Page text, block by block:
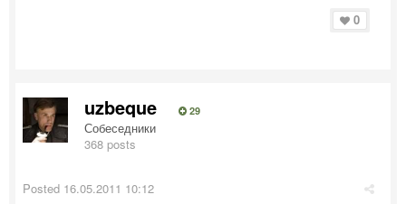
0
uzbeque 29
Собеседники
368 posts
Posted 16.05.2011 10:12